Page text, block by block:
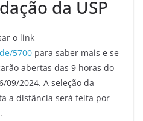
da USP
o link
5700 para saber mais e se
abertas das 9 horas do
09/2024. A seleção da
a distância será feita por